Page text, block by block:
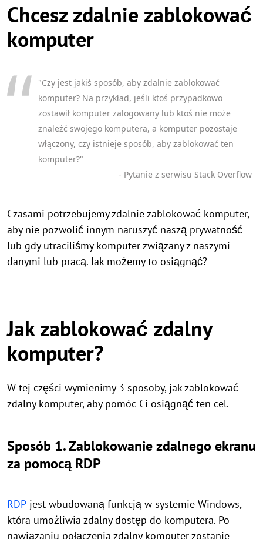
Chcesz zdalnie zablokować
komputer
"Czy jest jakiś sposób, aby zdalnie zablokować
komputer? Na przykład, jeśli ktoś przypadkowo
zostawił komputer zalogowany lub ktoś nie może
znaleźć swojego komputera, a komputer pozostaje
włączony, czy istnieje sposób, aby zablokować ten
komputer?"
- Pytanie z serwisu Stack Overflow
Czasami potrzebujemy zdalnie zablokować komputer,
aby nie pozwolić innym naruszyć naszą prywatność
lub gdy utraciliśmy komputer związany z naszymi
danymi lub pracą. Jak możemy to osiągnąć?
Jak zablokować zdalny
komputer?
W tej części wymienimy 3 sposoby, jak zablokować
zdalny komputer, aby pomóc Ci osiągnąć ten cel.
Sposób 1. Zablokowanie zdalnego ekranu
za pomocą RDP
RDP jest wbudowaną funkcją w systemie Windows,
która umożliwia zdalny dostęp do komputera. Po
nawiązaniu połączenia zdalny komputer zostanie